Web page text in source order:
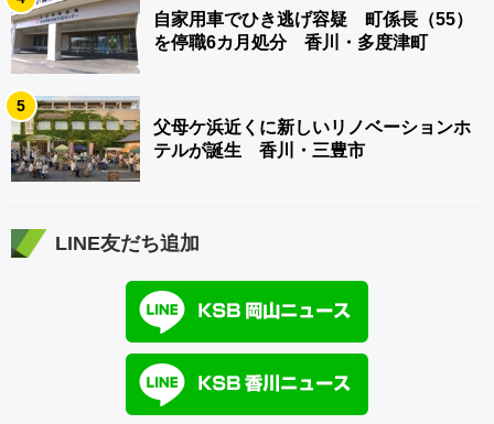
自家用車でひき逃げ容疑 町係長（55）
を停職6カ月処分 香川・多度津町
5
父母ケ浜近くに新しいリノベーションホ
テルが誕生 香川・三豊市
LINE友だち追加